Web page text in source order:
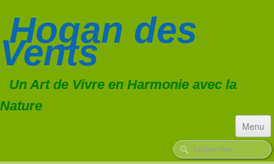
Hogan des
Vents
Un Art de Vivre en Harmonie avec la
Nature
Menu